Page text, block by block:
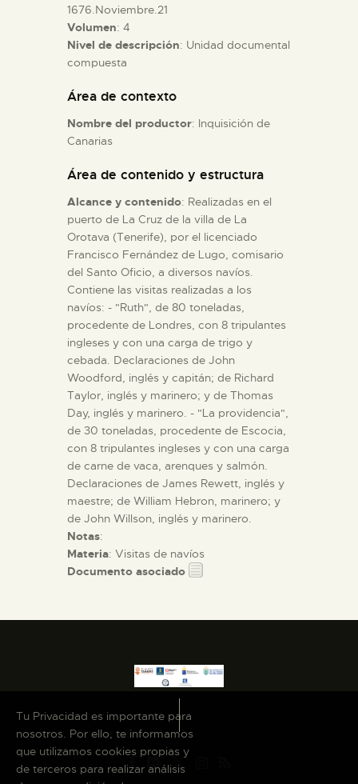
COLECCIONES
DIDÁCTICA
1676.Noviembre.21
Volumen: 4
Nivel de descripción: Unidad documental
compuesta
Área de contexto
Nombre del productor: Inquisición de
Canarias
Área de contenido y estructura
Alcance y contenido: Realizadas en el
puerto de La Cruz de la villa de La
Orotava (Tenerife), por el licenciado
Francisco Fernández de Lugo, comisario
del Santo Oficio, a diversos navíos.
Contiene las visitas realizadas a los
navíos: - "Ruth", de 80 toneladas,
procedente de Londres, con 8 tripulantes
ingleses y con una carga de trigo y
cebada. Declaraciones de John
Woodford, inglés y capitán; de Richard
Taylor, inglés y marinero; y de Thomas
Day, inglés y marinero. - "La providencia",
de 30 toneladas, procedente de Escocia,
con 8 tripulantes ingleses y con una carga
de carne de vaca, arenques y salmón.
Declaraciones de James Rewett, inglés y
maestre; de William Hebron, marinero; y
de John Willson, inglés y marinero.
Notas:
Materia: Visitas de navíos
Documento asociado
Tu Privacidad es importante para
nosotros. Por ello, te informamos
que utilizamos cookies propias y
de terceros para realizar análisis